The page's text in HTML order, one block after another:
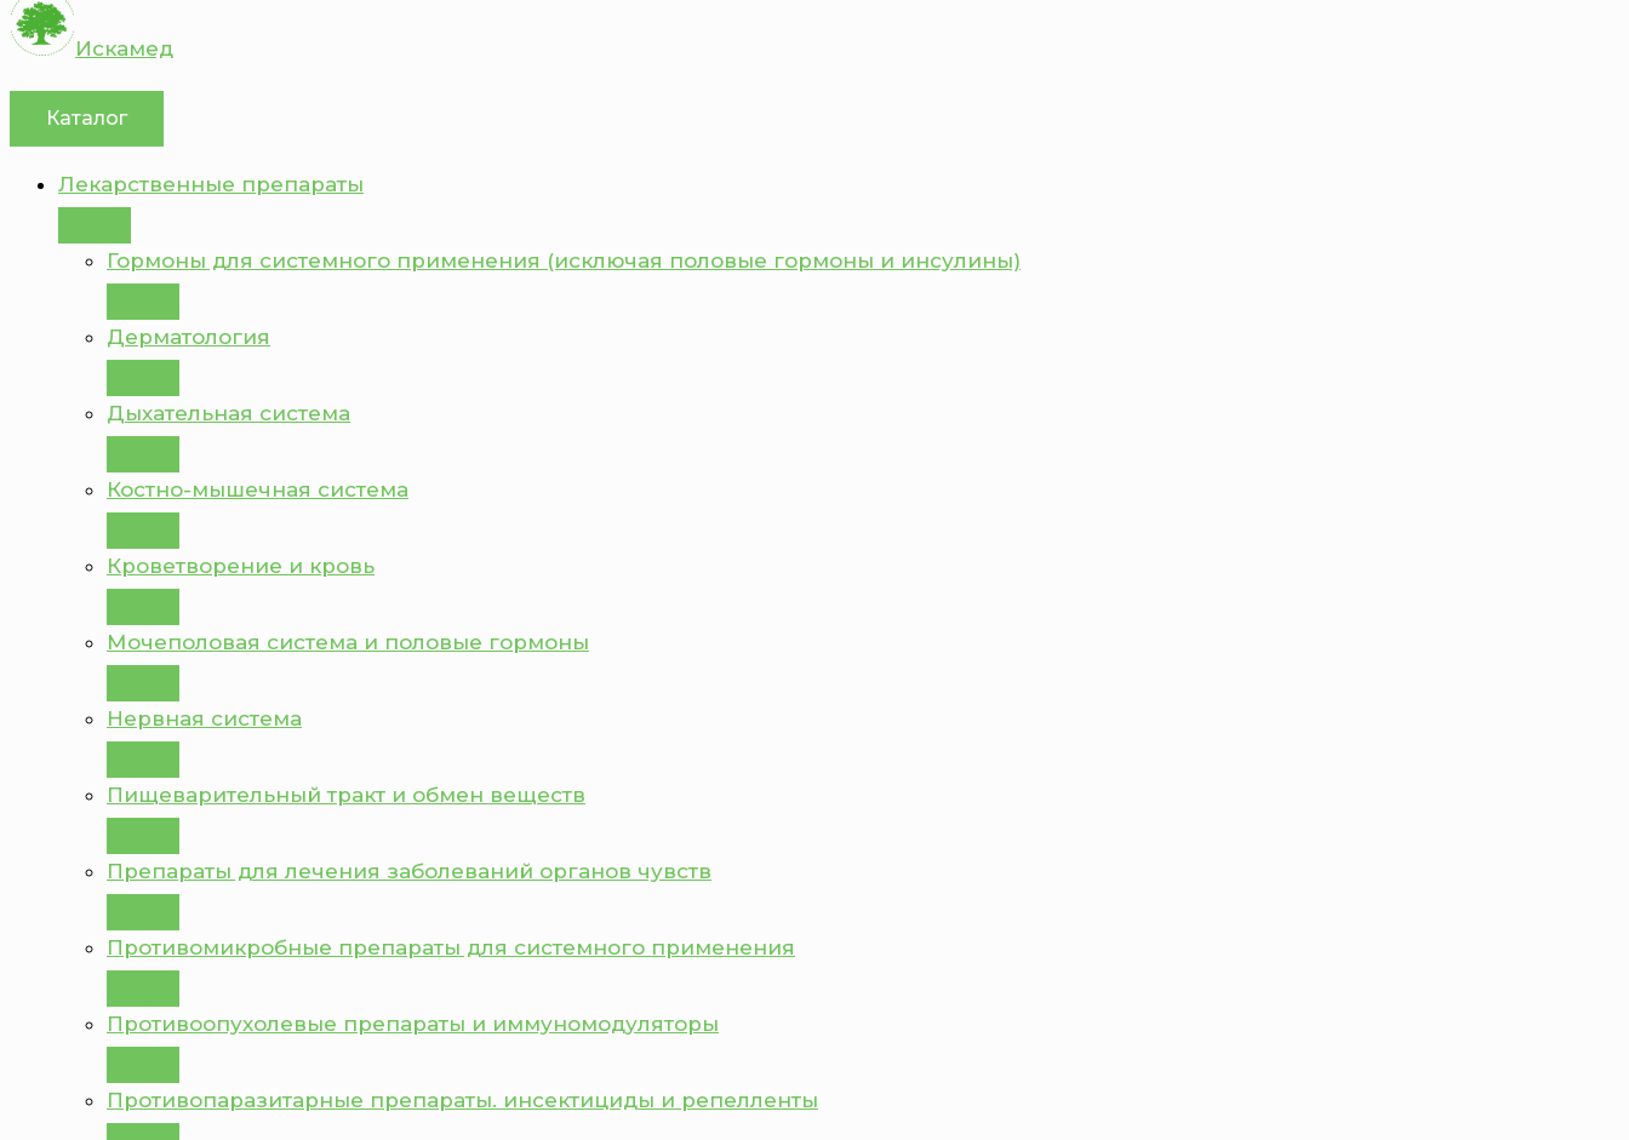
Искамед
Каталог
Лекарственные препараты
Гормоны для системного применения (исключая половые гормоны и инсулины)
Дерматология
Дыхательная система
Костно-мышечная система
Кроветворение и кровь
Мочеполовая система и половые гормоны
Нервная система
Пищеварительный тракт и обмен веществ
Препараты для лечения заболеваний органов чувств
Противомикробные препараты для системного применения
Противоопухолевые препараты и иммуномодуляторы
Противопаразитарные препараты. инсектициды и репелленты